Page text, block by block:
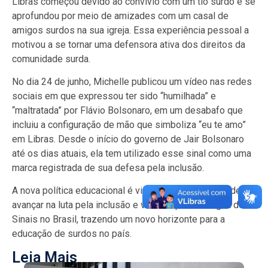
aprofundou por meio de amizades com um casal de
amigos surdos na sua igreja. Essa experiência pessoal a
motivou a se tornar uma defensora ativa dos direitos da
comunidade surda.
No dia 24 de junho, Michelle publicou um vídeo nas redes
sociais em que expressou ter sido “humilhada” e
“maltratada” por Flávio Bolsonaro, em um desabafo que
incluiu a configuração de mão que simboliza “eu te amo”
em Libras. Desde o início do governo de Jair Bolsonaro
até os dias atuais, ela tem utilizado esse sinal como uma
marca registrada de sua defesa pela inclusão.
A nova política educacional é vista como uma forma de
avançar na luta pela inclusão e valorização da Língua de
Sinais no Brasil, trazendo um novo horizonte para a
educação de surdos no país.
Leia Mais